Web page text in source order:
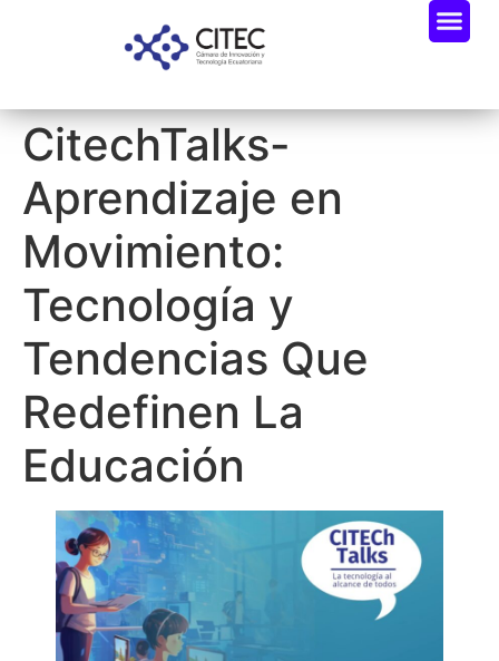
CitechTalks-
Aprendizaje en
Movimiento:
Tecnología y
Tendencias Que
Redefinen La
Educación